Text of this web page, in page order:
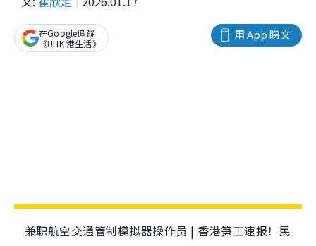
用 App 睇文
在Google追蹤
《UHK 港生活》
兼职航空交通管制模拟器操作员 | 香港笋工速报！民